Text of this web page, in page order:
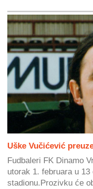
Uške Vučićević
Fudbaleri FK Dinamo
utorak 1. februara u
stadionu.Prozivku će